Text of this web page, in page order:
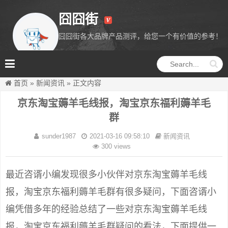
囧囧街
囧囧街各大品牌产品测评，给您一个有价值的参考！
首页 » 新闻资讯 » 正文内容
京东淘宝薅羊毛线报，淘宝京东福利薅羊毛
群
sunder1987 2021-03-16 09:58:10
新闻资讯
300 views
最近咨谞小编发现很多小伙伴对京东淘宝薅羊毛线
报，淘宝京东福利薅羊毛群有很多疑问，下面咨谞小
编凭借多年的经验总结了一些对京东淘宝薅羊毛线